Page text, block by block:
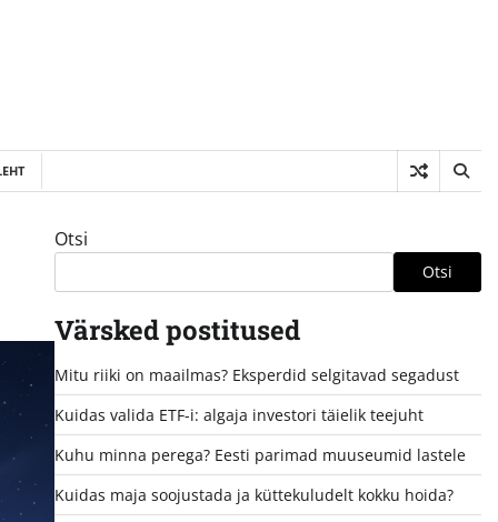
Otsi
Otsi
Värsked postitused
Mitu riiki on maailmas? Eksperdid selgitavad segadust
Kuidas valida ETF-i: algaja investori täielik teejuht
Kuhu minna perega? Eesti parimad muuseumid lastele
Kuidas maja soojustada ja küttekuludelt kokku hoida?